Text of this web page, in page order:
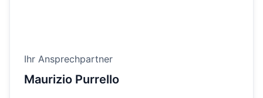
Ihr Ansprechpartner
Maurizio Purrello